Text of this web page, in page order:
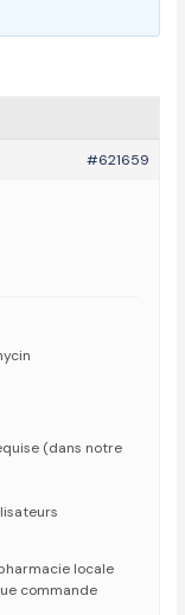
#621659
(dans notre
locale
commande